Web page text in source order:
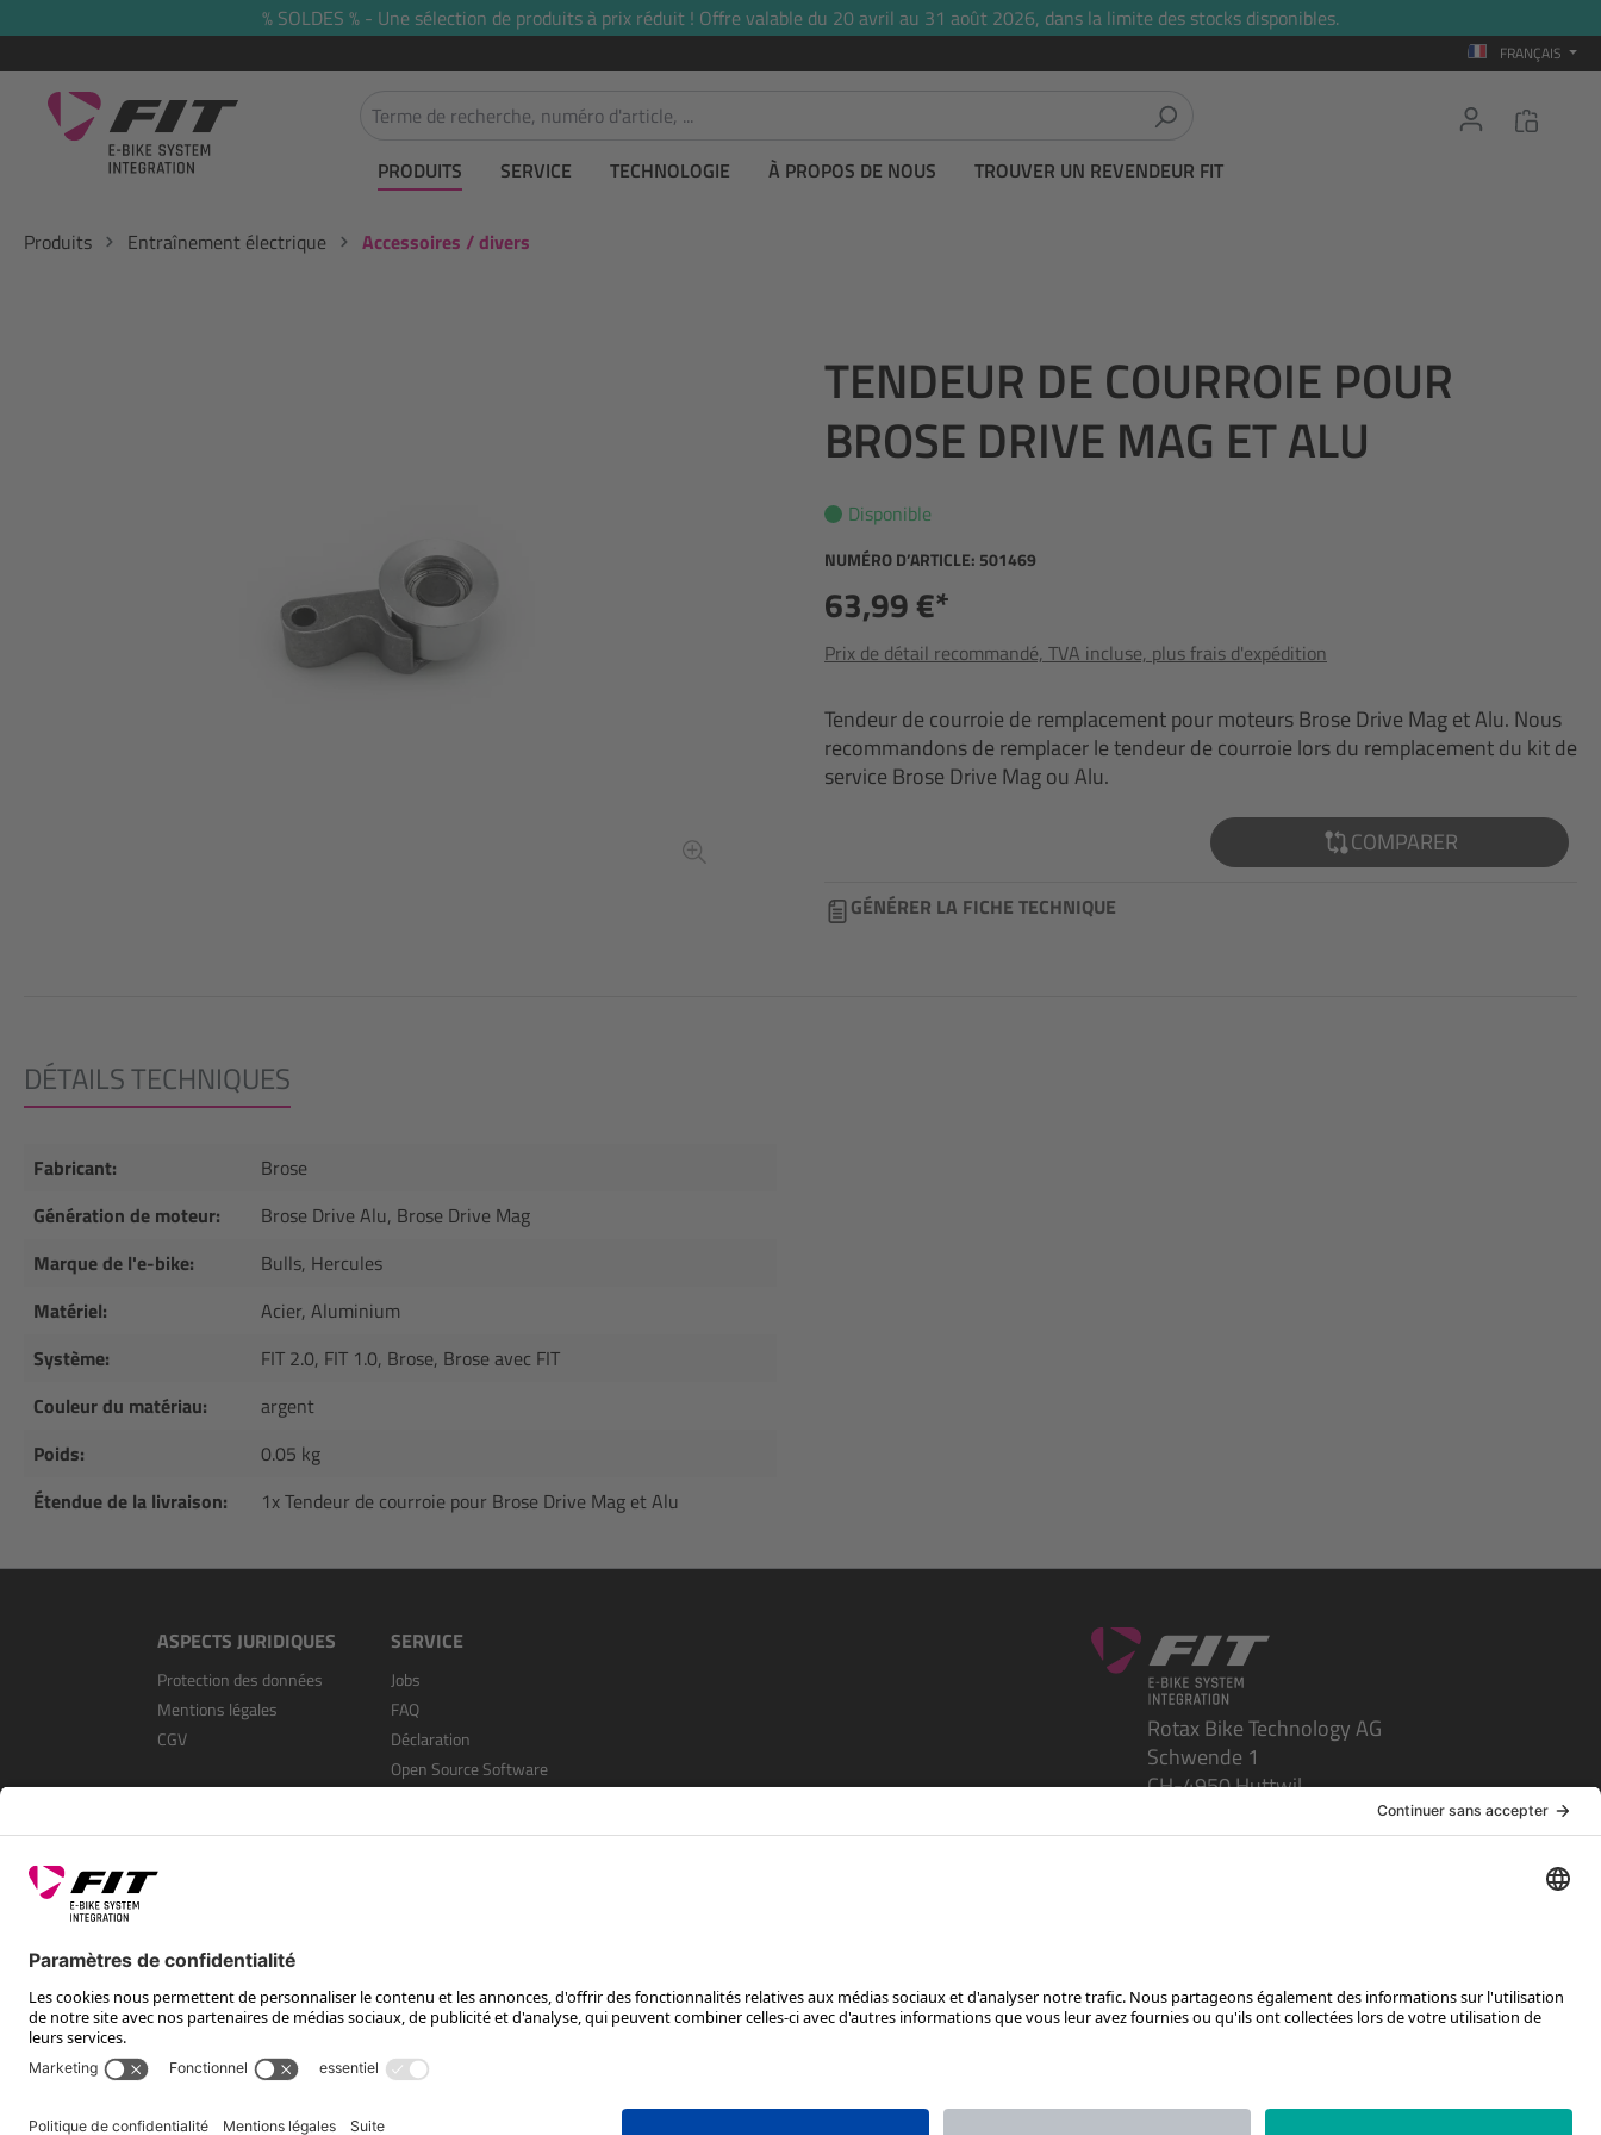
Passer à la navigation principale% SOLDES % - Une sélection de produits à prix réduit ! Offre valable du 20 avril au 31 août 2026, dans la limite des stocks disponibles.
FRANÇAIS
PRODUITS SERVICE TECHNOLOGIE À PROPOS DE NOUS TROUVER UN REVENDEUR FIT
Produits Entraînement électrique Accessoires / divers
TENDEUR DE COURROIE POUR
BROSE DRIVE MAG ET ALU
Disponible
NUMÉRO D’ARTICLE: 501469
63,99 €*
Prix de détail recommandé, TVA incluse, plus frais d'expédition
Tendeur de courroie de remplacement pour moteurs Brose Drive Mag et Alu. Nous
recommandons de remplacer le tendeur de courroie lors du remplacement du kit de
service Brose Drive Mag ou Alu.
COMPARER
GÉNÉRER LA FICHE TECHNIQUE
DÉTAILS TECHNIQUES
Fabricant:
Brose
Génération de moteur:
Brose Drive Alu, Brose Drive Mag
Marque de l'e-bike:
Bulls, Hercules
Matériel:
Acier, Aluminium
Système:
FIT 2.0, FIT 1.0, Brose, Brose avec FIT
Couleur du matériau:
argent
Poids:
0.05 kg
Étendue de la livraison:
1x Tendeur de courroie pour Brose Drive Mag et Alu
ASPECTS JURIDIQUES
Protection des données
Mentions légales
CGV
SERVICE
Jobs
FAQ
Déclaration
Open Source Software
Rotax Bike Technology AG
Schwende 1
CH-4950 Huttwil
SUIS-NOUS SUR